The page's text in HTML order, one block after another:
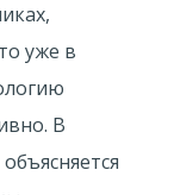
уже в
В